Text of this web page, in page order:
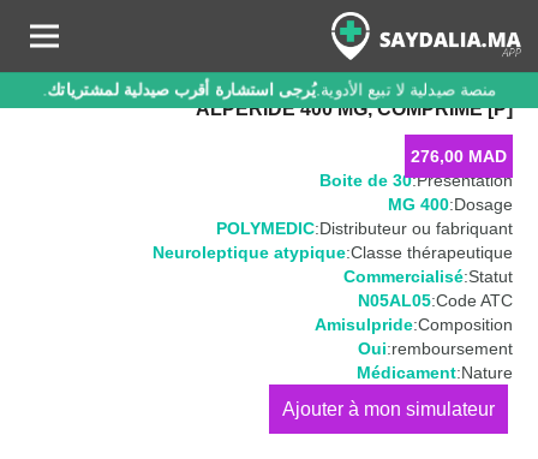
منصة صيدلية لا تبيع الأدوية.يُرجى استشارة أقرب صيدلية لمشترياتك.
ALPERIDE 400 MG, COMPRIMÉ [P]
276,00 MAD
Présentation:
Boite de 30
Dosage:
400 MG
Distributeur ou fabriquant:
POLYMEDIC
Classe thérapeutique:
Neuroleptique atypique
Statut:
Commercialisé
Code ATC:
N05AL05
Composition:
Amisulpride
remboursement:
Oui
Nature:
Médicament
كمية